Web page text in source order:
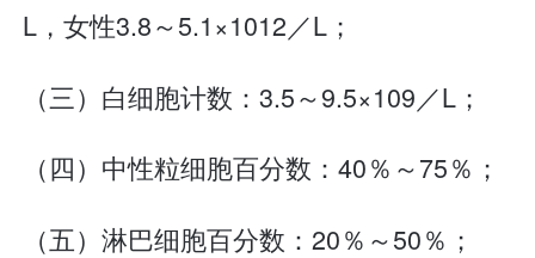
L，女性3.8～5.1×1012／L；
（三）白细胞计数：3.5～9.5×109／L；
（四）中性粒细胞百分数：40％～75％；
（五）淋巴细胞百分数：20％～50％；